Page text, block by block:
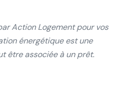
Action Logement pour vos
énergétique est une
être associée à un prêt.